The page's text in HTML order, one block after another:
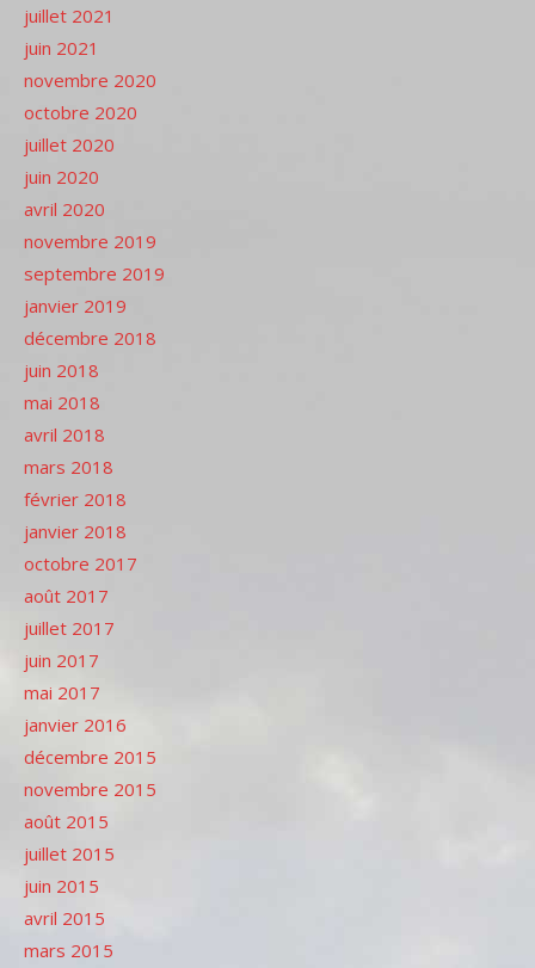
juillet 2021
juin 2021
novembre 2020
octobre 2020
juillet 2020
juin 2020
avril 2020
novembre 2019
septembre 2019
janvier 2019
décembre 2018
juin 2018
mai 2018
avril 2018
mars 2018
février 2018
janvier 2018
octobre 2017
août 2017
juillet 2017
juin 2017
mai 2017
janvier 2016
décembre 2015
novembre 2015
août 2015
juillet 2015
juin 2015
avril 2015
mars 2015